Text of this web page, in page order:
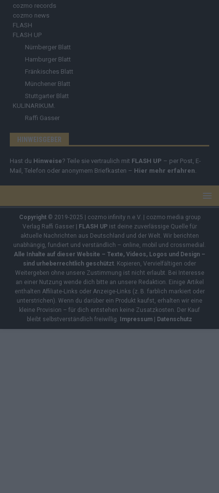
cozmo records
cozmo news
FLASH
FLASH UP
Nürnberger Blatt
Hamburger Blatt
Fränkisches Blatt
Münchener Blatt
Stuttgarter Blatt
KULINARIKUM.
Raffi Gasser
HINWEISGEBER
Hast du Hinweise? Teile sie vertraulich mit FLASH UP – per Post, E-
Mail, Telefon oder anonymem Briefkasten – Hier mehr erfahren.
Copyright© 2019-2025 | cozmo infinity n.e.V. | cozmo media group
Verlag Raffi Gasser |
FLASH UPist deine zuverlässige Quelle für
aktuelle Nachrichten aus Deutschland und der Welt. Wir berichten
unabhängig, fundiert und verständlich – online, mobil und crossmedial.
Alle Inhalte auf dieser Website – Texte, Videos, Logos und Design –
sind urheberrechtlich geschützt. Kopieren, Vervielfältigen oder
Weitergeben ohne unsere Zustimmung ist nicht erlaubt. Bei Interesse
an einer Nutzung wende dich bitte an unsere Redaktion. Einige Artikel
enthalten Affiliate-Links oder Anzeige-Links (z. B. farblich markiert oder
unterstrichen). Wenn du darüber ein Produkt kaufst, erhalten wir eine
kleine Provision – für dich entstehen keine Zusatzkosten. Der Kauf
bleibt selbstverständlich freiwillig.
Impressum Datenschutz